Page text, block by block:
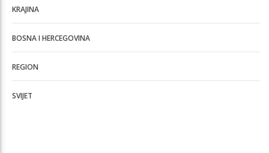
KRAJINA
BOSNA I HERCEGOVINA
REGION
SVIJET